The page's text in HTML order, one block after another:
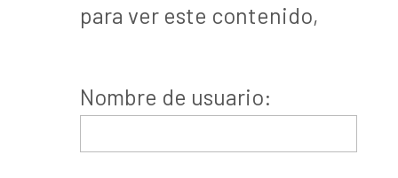
para ver este contenido,
Nombre de usuario: